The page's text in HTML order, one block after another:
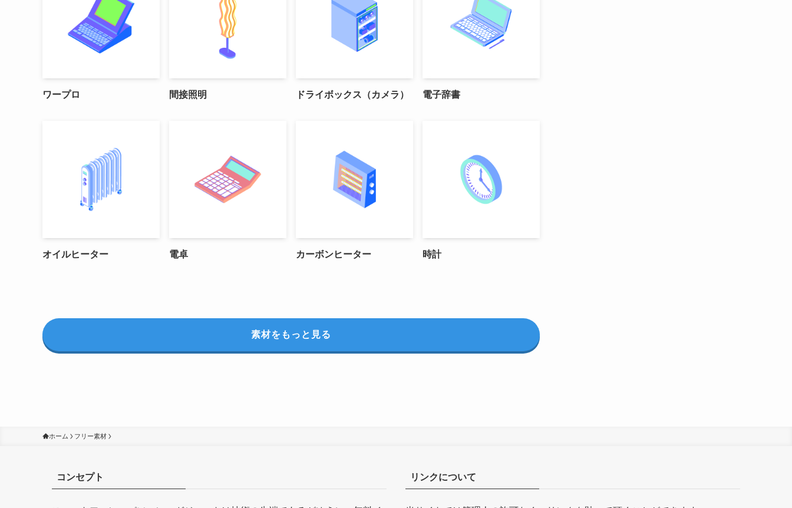
ワープロ 間接照明 ドライボックス（カメラ） 電子辞書
オイルヒーター 電卓 カーボンヒーター 時計
素材をもっと見る
ホーム フリー素材
コンセプト リンクについて